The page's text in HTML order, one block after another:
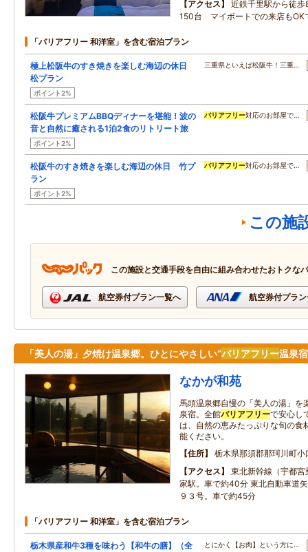
アクセス
近鉄千里駅から徒
150台 マイボートでの来店もOK
「バリアフリー 和洋室」を含む宿泊プラン
極上松阪牛のすき焼きを楽しむ海辺の休日
松プラン
ポイント2%
三重県といえば松阪牛！三重…
松阪牛プレミアムBBQディナーを堪能！波の
音と自然に癒される1泊2食のリトリート旅
ポイント2%
バリアフリー対応のお部屋で…
松阪牛のすき焼きを楽しむ海辺の休日 竹プ
ラン
ポイント2%
バリアフリー対応のお部屋で…
この施
この施設と交通手段を自由に組み合わせたおトクな
航空券付プラン一覧へ 航空券付プラ
「美人の湯」夕焼け温泉郷。ひとにやさしい“バリアフリー温泉
なかが和苑
馬頭温泉郷自慢の「美人の湯」を
泉宿。全館バリアフリーで安心し
は、自然の恵みたっぷりな旬の食
能ください。
住所
栃木県那須郡那珂川町小
アクセス
東北新幹線（宇都
家駅。車で約40分 東北自動車道
９３号。車で約45分
「バリアフリー 和洋室」を含む宿泊プラン
栃木県産和牛3種を味わう【和牛の膳】（全
とにかく【お肉】という方に…